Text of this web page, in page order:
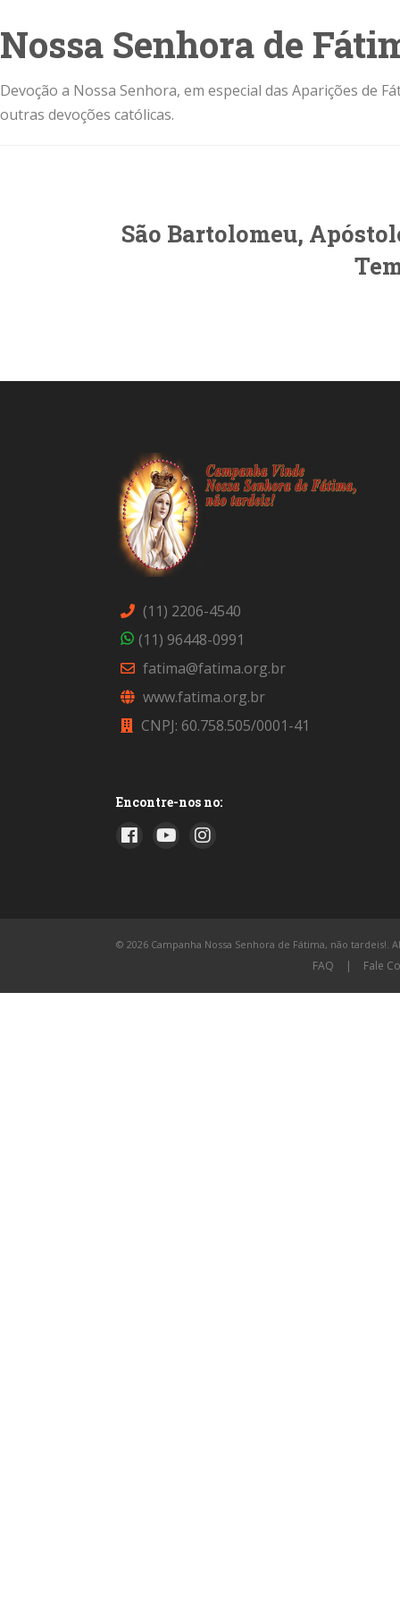
Nossa Senhora de
Devoção a Nossa Senhora, em especial das Aparições de
outras devoções católicas.
São Bartolomeu,
(11) 2206-4540
(11) 96448-0991
fatima@fatima.org.br
www.fatima.org.br
CNPJ: 60.758.505/0001-41
Encontre-nos no:
© 2026 Campanha Nossa Senhora de Fátima, não tardeis!.
FAQ | Fale